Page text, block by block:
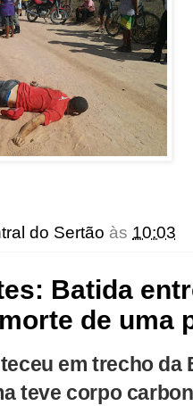
do Sertão às 10:03
Batida
de uma
em trecho da
teve corpo